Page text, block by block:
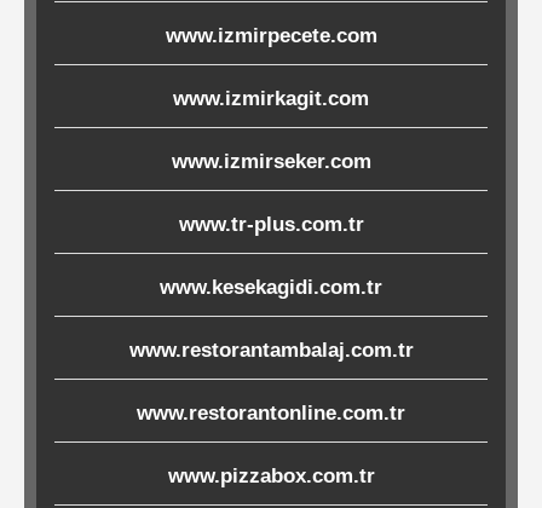
Porselen-
Seramik
Cam
Buklet
Ürünler
Poşetler
Torbaları
www.izmirpecete.com
www.izmirkagit.com
www.izmirseker.com
www.tr-plus.com.tr
www.kesekagidi.com.tr
www.restorantambalaj.com.tr
www.restorantonline.com.tr
www.pizzabox.com.tr